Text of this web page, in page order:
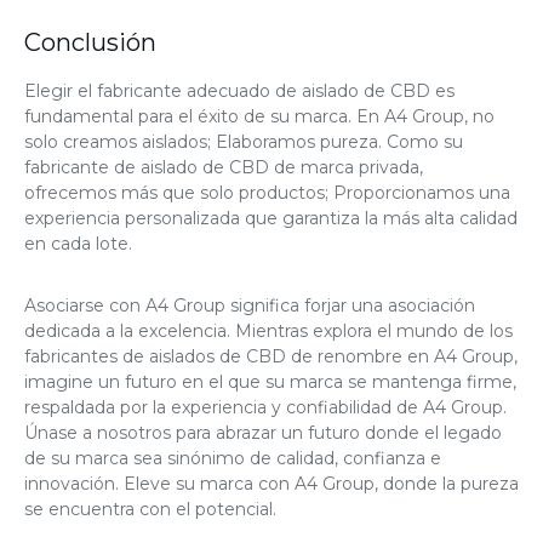
Conclusión
Elegir el fabricante adecuado de aislado de CBD es
fundamental para el éxito de su marca. En A4 Group, no
solo creamos aislados; Elaboramos pureza. Como su
fabricante de aislado de CBD de marca privada,
ofrecemos más que solo productos; Proporcionamos una
experiencia personalizada que garantiza la más alta calidad
en cada lote.
Asociarse con A4 Group significa forjar una asociación
dedicada a la excelencia. Mientras explora el mundo de los
fabricantes de aislados de CBD de renombre en A4 Group,
imagine un futuro en el que su marca se mantenga firme,
respaldada por la experiencia y confiabilidad de A4 Group.
Únase a nosotros para abrazar un futuro donde el legado
de su marca sea sinónimo de calidad, confianza e
innovación. Eleve su marca con A4 Group, donde la pureza
se encuentra con el potencial.